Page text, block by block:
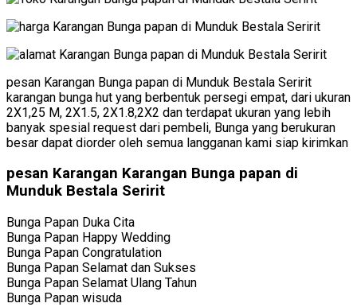
pesan Karangan Bunga papan di Munduk Bestala Seririt
karangan bunga hut yang berbentuk persegi empat, dari ukuran
2X1,25 M, 2X1.5, 2X1.8,2X2 dan terdapat ukuran yang lebih
banyak spesial request dari pembeli, Bunga yang berukuran
besar dapat diorder oleh semua langganan kami siap kirimkan
pesan Karangan Karangan Bunga papan di
Munduk Bestala Seririt
Bunga Papan Duka Cita
Bunga Papan Happy Wedding
Bunga Papan Congratulation
Bunga Papan Selamat dan Sukses
Bunga Papan Selamat Ulang Tahun
Bunga Papan wisuda